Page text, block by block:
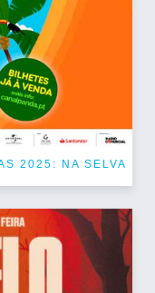
2025: NA SELVA